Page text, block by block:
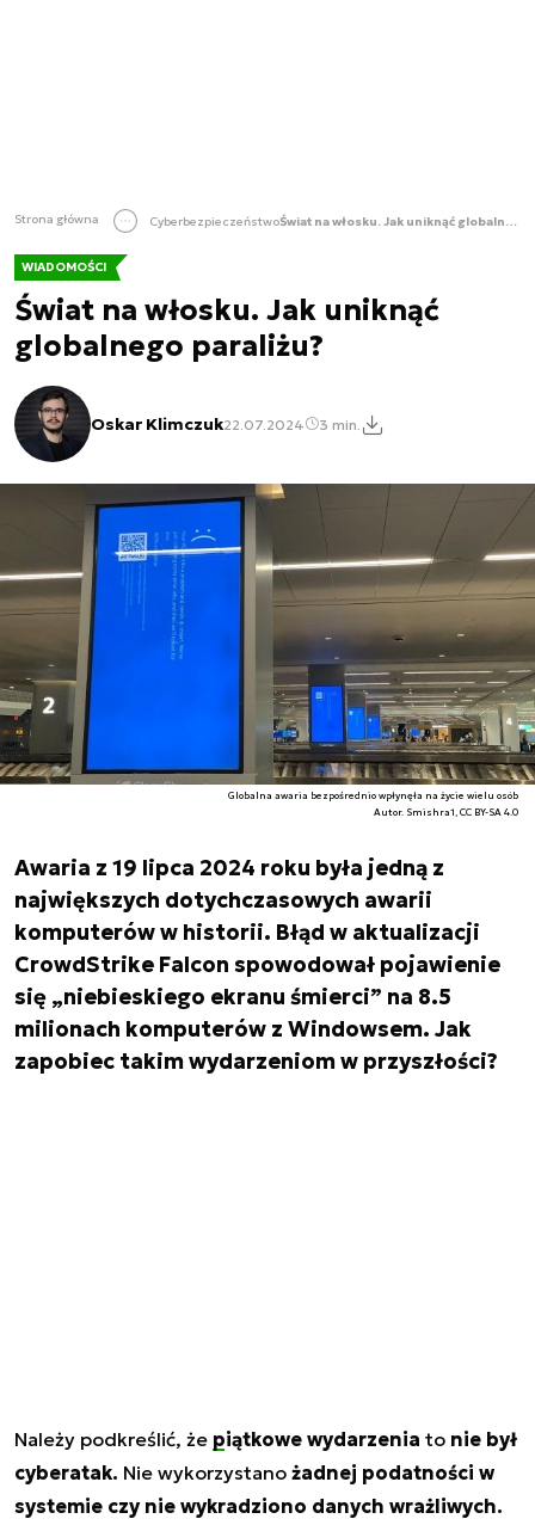
Strona główna Cyberbezpieczeństwo Świat na włosku. Jak uniknąć globalnego paraliżu?
WIADOMOŚCI
Świat na włosku. Jak uniknąć
globalnego paraliżu?
Oskar Klimczuk22.07.2024 3 min.
Globalna awaria bezpośrednio wpłynęła na życie wielu osób
Autor. Smishra1, CC BY-SA 4.0
Awaria z 19 lipca 2024 roku była jedną z
największych dotychczasowych awarii
komputerów w historii. Błąd w aktualizacji
CrowdStrike Falcon spowodował pojawienie
się „niebieskiego ekranu śmierci” na 8.5
milionach komputerów z Windowsem. Jak
zapobiec takim wydarzeniom w przyszłości?
Należy podkreślić, że piątkowe wydarzenia to nie był
cyberatak. Nie wykorzystano żadnej podatności w
systemie czy nie wykradziono danych wrażliwych.